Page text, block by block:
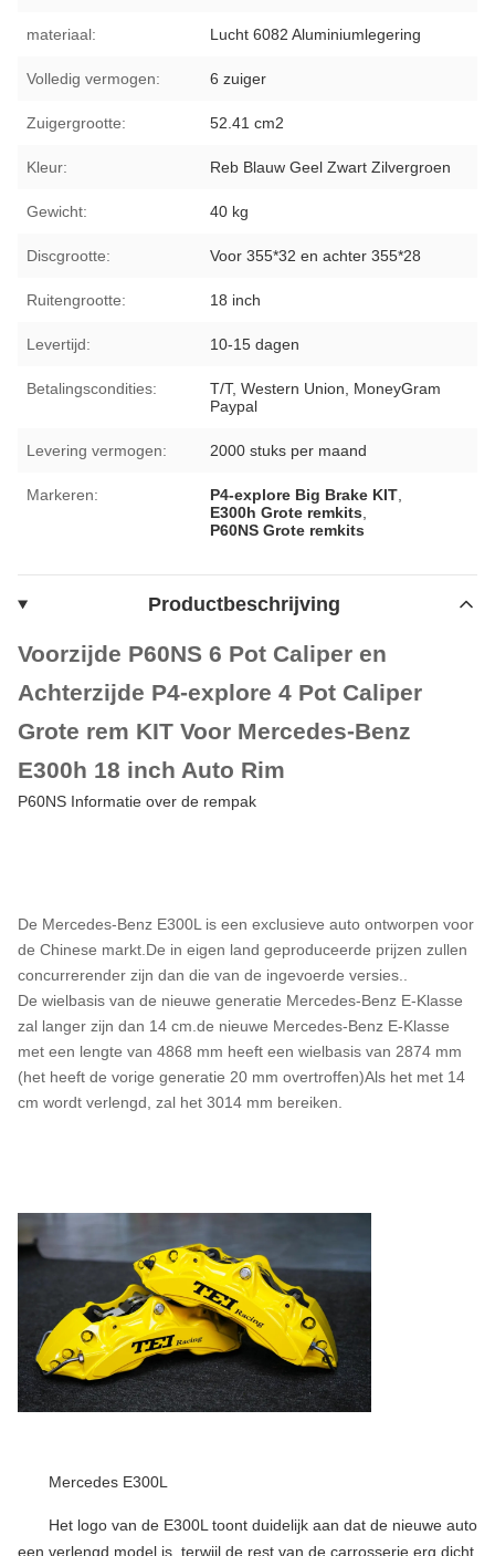
materiaal: Lucht 6082 Aluminiumlegering
Volledig vermogen: 6 zuiger
Zuigergrootte: 52.41 cm2
Kleur: Reb Blauw Geel Zwart Zilvergroen
Gewicht: 40 kg
Discgrootte: Voor 355*32 en achter 355*28
Ruitengrootte: 18 inch
Levertijd: 10-15 dagen
Betalingscondities:
T/T, Western Union, MoneyGram
Paypal
Levering vermogen: 2000 stuks per maand
Markeren: P4-explore Big Brake KIT
E300h Grote remkits
P60NS Grote remkits
Productbeschrijving
Voorzijde P60NS 6 Pot Caliper en
Achterzijde P4-explore 4 Pot Caliper
Grote rem KIT Voor Mercedes-Benz
E300h 18 inch Auto Rim
P60NS Informatie over de rempak
De Mercedes-Benz E300L is een exclusieve auto ontworpen voor
de Chinese markt.De in eigen land geproduceerde prijzen zullen
concurrerender zijn dan die van de ingevoerde versies..
De wielbasis van de nieuwe generatie Mercedes-Benz E-Klasse
zal langer zijn dan 14 cm.de nieuwe Mercedes-Benz E-Klasse
met een lengte van 4868 mm heeft een wielbasis van 2874 mm
(het heeft de vorige generatie 20 mm overtroffen)Als het met 14
cm wordt verlengd, zal het 3014 mm bereiken.
Mercedes E300L
Het logo van de E300L toont duidelijk aan dat de nieuwe auto
een verlengd model is, terwijl de rest van de carrosserie erg dicht